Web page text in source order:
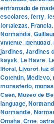
entramado de
escolares, ferry,
fortalezas, Francia,
Normandía,
viviente, identidad,
jardines, Jardines
kayak, Le Havre,
litoral, Livarot, luz
Cotentin, Medievo,
monasterio,
Caen, Museo de
language,
Normandie,
Omaha, Orne,